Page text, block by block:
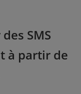
SMS
à partir de